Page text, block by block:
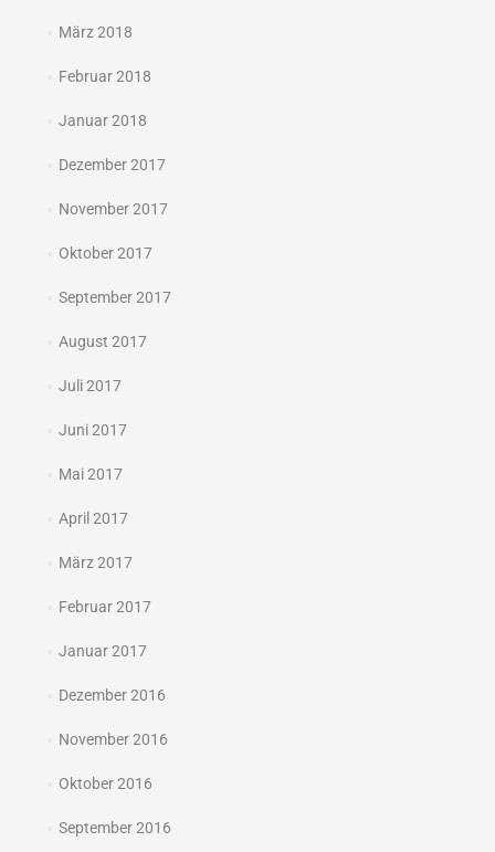
März 2018
Februar 2018
Januar 2018
Dezember 2017
November 2017
Oktober 2017
September 2017
August 2017
Juli 2017
Juni 2017
Mai 2017
April 2017
März 2017
Februar 2017
Januar 2017
Dezember 2016
November 2016
Oktober 2016
September 2016